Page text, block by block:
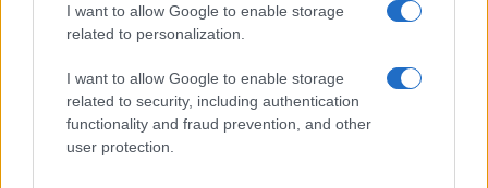
I want to allow Google to enable storage
related to personalization.
I want to allow Google to enable storage
related to security, including authentication
functionality and fraud prevention, and other
user protection.